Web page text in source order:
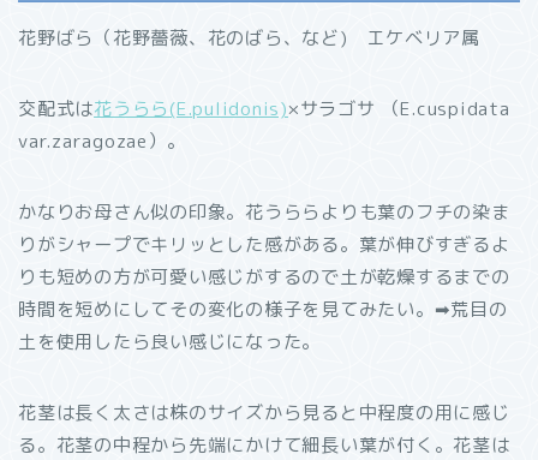
花野ばら（花野薔薇、花のばら、など) エケベリア属
交配式は花うらら(E.pulidonis)×サラゴサ （E.cuspidata
var.zaragozae）。
かなりお母さん似の印象。花うららよりも葉のフチの染ま
りがシャープでキリッとした感がある。葉が伸びすぎるよ
りも短めの方が可愛い感じがするので土が乾燥するまでの
時間を短めにしてその変化の様子を見てみたい。➡︎荒目の
土を使用したら良い感じになった。
花茎は長く太さは株のサイズから見ると中程度の用に感じ
る。花茎の中程から先端にかけて細長い葉が付く。花茎は